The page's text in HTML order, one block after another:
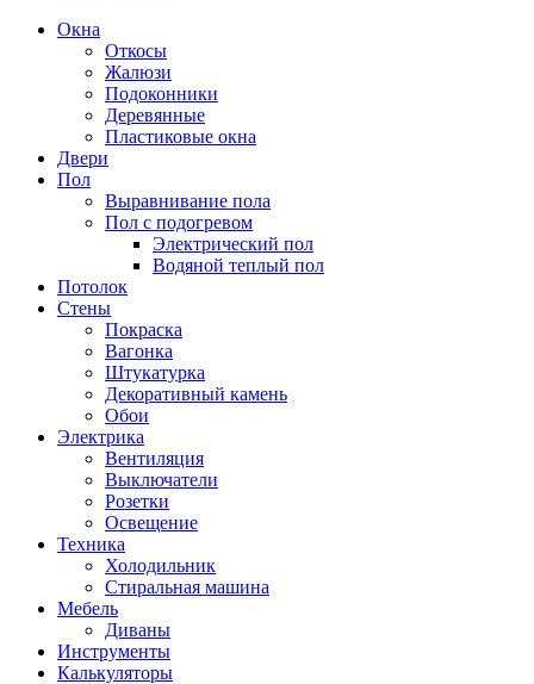
Окна
Откосы
Жалюзи
Подоконники
Деревянные
Пластиковые окна
Двери
Пол
Выравнивание пола
Пол с подогревом
Электрический пол
Водяной теплый пол
Потолок
Стены
Покраска
Вагонка
Штукатурка
Декоративный камень
Обои
Электрика
Вентиляция
Выключатели
Розетки
Освещение
Техника
Холодильник
Стиральная машина
Мебель
Диваны
Инструменты
Калькуляторы